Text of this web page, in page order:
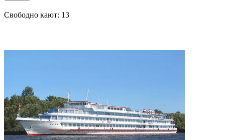
Свободно кают: 13